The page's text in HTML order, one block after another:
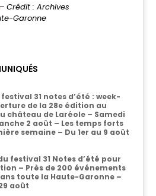
– Crédit : Archives
Garonne
31 notes d’été : week-
de la 28e édition au
château de Laréole – Samedi
2 août – Les temps forts
semaine – Du 1er au 9 août
festival 31 Notes d’été pour
– Près de 200 événements
toute la Haute-Garonne –
août